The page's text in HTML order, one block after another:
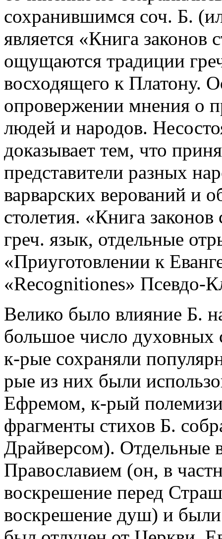
сохранившимся соч. Б.
является «Книга законов
ощущаются традиции
восходящего к Платону.
опровержении мнения о
людей и народов.
доказывает тем, что
представители разных
варварских верований и
столетия. «Книга
греч. язык, отдельные
«Приуготовлении к
«Recognitiones» Псевдо-
Велико было влияние Б.
большое число духовных
к-рые сохраняли
рые из них были
Ефремом, к-рый
фрагменты стихов Б.
Драйверсом). Отдельные
Православием (он, в
воскрешение перед
воскрешение душ) и